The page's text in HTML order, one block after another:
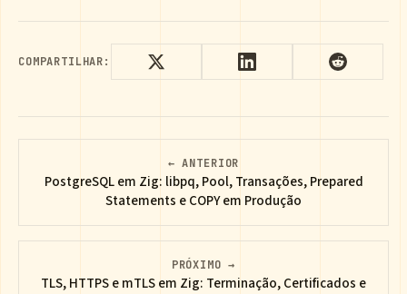
COMPARTILHAR:
← ANTERIOR
PostgreSQL em Zig: libpq, Pool, Transações, Prepared
Statements e COPY em Produção
PRÓXIMO →
TLS, HTTPS e mTLS em Zig: Terminação, Certificados e